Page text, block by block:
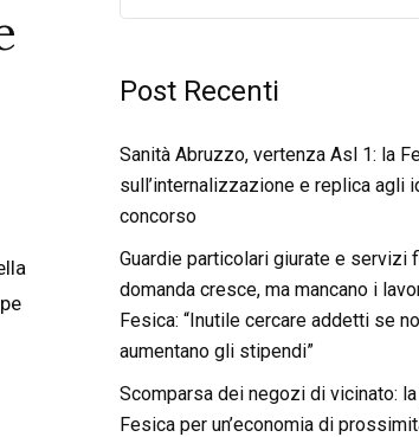
Post Recenti
Sanità Abruzzo, vertenza Asl 1: la
sull’internalizzazione e replica agli
concorso
Guardie particolari giurate e servizi
domanda cresce, ma mancano i
Fesica: “Inutile cercare addetti se
aumentano gli stipendi”
Scomparsa dei negozi di vicinato:
Fesica per un’economia di